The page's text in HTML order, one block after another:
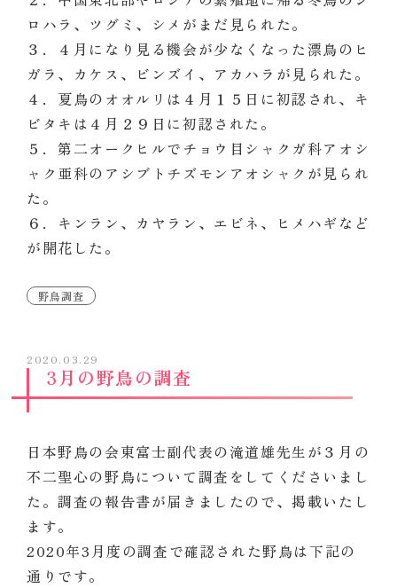
ロハラ、ツグミ、シメがまだ見られた。
３．４月になり見る機会が少なくなった漂鳥のヒ
ガラ、カケス、ビンズイ、アカハラが見られた。
４．夏鳥のオオルリは４月１５日に初認され、キ
ビタキは４月２９日に初認された。
５．第二オークヒルでチョウ目シャクガ科アオシ
ャク亜科のアシブトチズモンアオシャクが見られ
た。
６．キンラン、カヤラン、エビネ、ヒメハギなど
が開花した。
野鳥調査
2020.03.29
3月の野鳥の調査
日本野鳥の会東富士副代表の滝道雄先生が３月の
不二聖心の野鳥について調査をしてくださいまし
た。調査の報告書が届きましたので、掲載いたし
ます。
2020年3月度の調査で確認された野鳥は下記の
通りです。